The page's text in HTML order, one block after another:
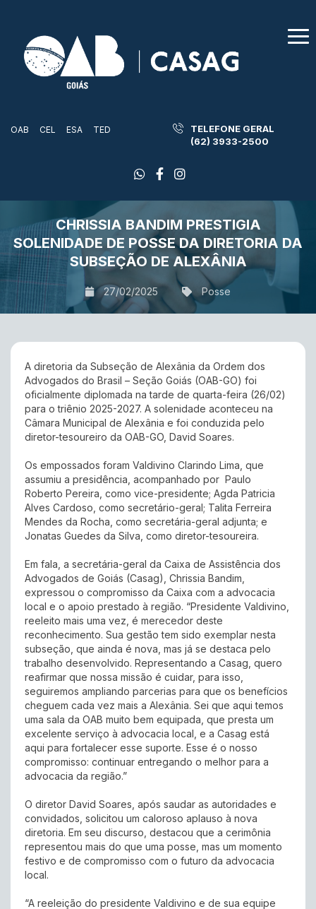
OAB CEL ESA TED
TELEFONE GERAL
(62) 3933-2500
CHRISSIA BANDIM PRESTIGIA
SOLENIDADE DE POSSE DA DIRETORIA DA
SUBSEÇÃO DE ALEXÂNIA
27/02/2025 Posse
A diretoria da Subseção de Alexânia da Ordem dos
Advogados do Brasil – Seção Goiás (OAB-GO) foi
oficialmente diplomada na tarde de quarta-feira (26/02)
para o triênio 2025-2027. A solenidade aconteceu na
Câmara Municipal de Alexânia e foi conduzida pelo
diretor-tesoureiro da OAB-GO, David Soares.
Os empossados foram Valdivino Clarindo Lima, que
assumiu a presidência, acompanhado por Paulo
Roberto Pereira, como vice-presidente; Agda Patricia
Alves Cardoso, como secretário-geral; Talita Ferreira
Mendes da Rocha, como secretária-geral adjunta; e
Jonatas Guedes da Silva, como diretor-tesoureira.
Em fala, a secretária-geral da Caixa de Assistência dos
Advogados de Goiás (Casag), Chrissia Bandim,
expressou o compromisso da Caixa com a advocacia
local e o apoio prestado à região. “Presidente Valdivino,
reeleito mais uma vez, é merecedor deste
reconhecimento. Sua gestão tem sido exemplar nesta
subseção, que ainda é nova, mas já se destaca pelo
trabalho desenvolvido. Representando a Casag, quero
reafirmar que nossa missão é cuidar, para isso,
seguiremos ampliando parcerias para que os benefícios
cheguem cada vez mais a Alexânia. Sei que aqui temos
uma sala da OAB muito bem equipada, que presta um
excelente serviço à advocacia local, e a Casag está
aqui para fortalecer esse suporte. Esse é o nosso
compromisso: continuar entregando o melhor para a
advocacia da região.”
O diretor David Soares, após saudar as autoridades e
convidados, solicitou um caloroso aplauso à nova
diretoria. Em seu discurso, destacou que a cerimônia
representou mais do que uma posse, mas um momento
festivo e de compromisso com o futuro da advocacia
local.
“A reeleição do presidente Valdivino e de sua equipe